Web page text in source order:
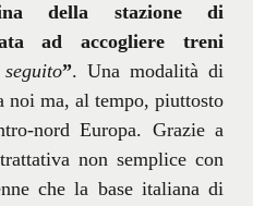
della stazione di
ad accogliere treni
”. Una modalità di
noi ma, al tempo, piuttosto
nord Europa. Grazie a
non semplice con
che la base italiana di